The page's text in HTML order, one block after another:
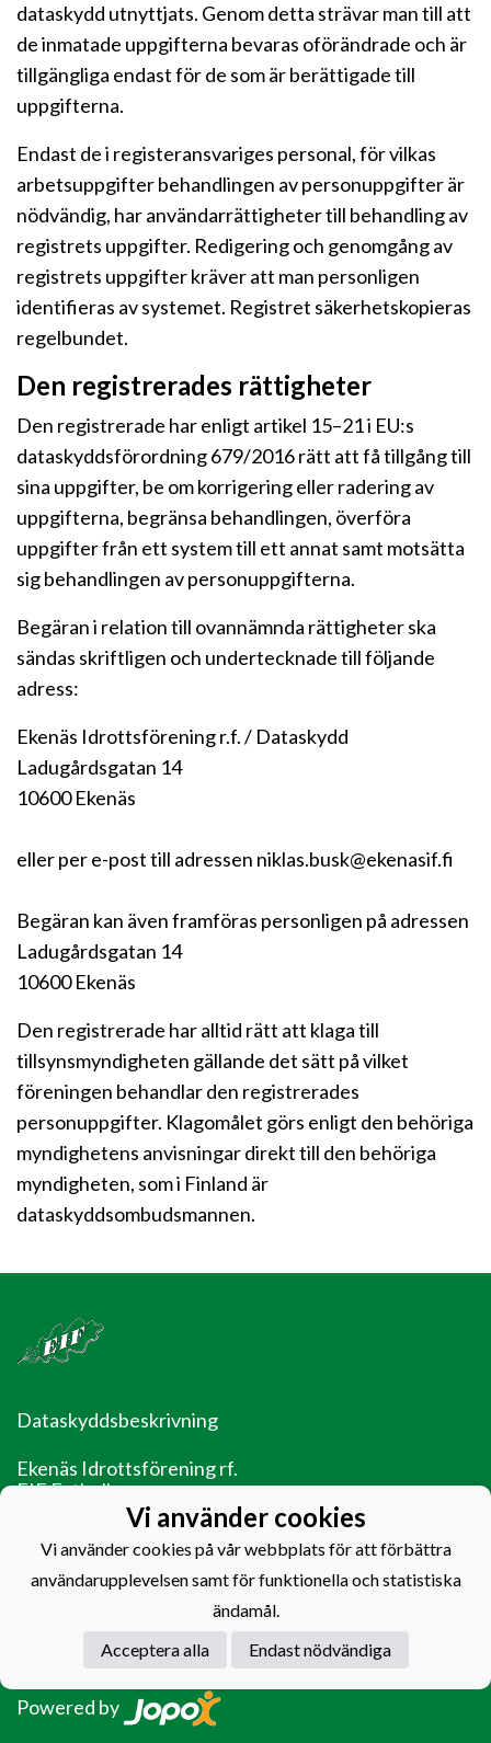
dataskydd utnyttjats. Genom detta strävar man till att
de inmatade uppgifterna bevaras oförändrade och är
tillgängliga endast för de som är berättigade till
uppgifterna.
Endast de i registeransvariges personal, för vilkas
arbetsuppgifter behandlingen av personuppgifter är
nödvändig, har användarrättigheter till behandling av
registrets uppgifter. Redigering och genomgång av
registrets uppgifter kräver att man personligen
identifieras av systemet. Registret säkerhetskopieras
regelbundet.
Den registrerades rättigheter
Den registrerade har enligt artikel 15–21 i EU:s
dataskyddsförordning 679/2016 rätt att få tillgång till
sina uppgifter, be om korrigering eller radering av
uppgifterna, begränsa behandlingen, överföra
uppgifter från ett system till ett annat samt motsätta
sig behandlingen av personuppgifterna.
Begäran i relation till ovannämnda rättigheter ska
sändas skriftligen och undertecknade till följande
adress:
Ekenäs Idrottsförening r.f. / Dataskydd
Ladugårdsgatan 14
10600 Ekenäs
eller per e-post till adressen niklas.busk@ekenasif.fi
Begäran kan även framföras personligen på adressen
Ladugårdsgatan 14
10600 Ekenäs
Den registrerade har alltid rätt att klaga till
tillsynsmyndigheten gällande det sätt på vilket
föreningen behandlar den registrerades
personuppgifter. Klagomålet görs enligt den behöriga
myndighetens anvisningar direkt till den behöriga
myndigheten, som i Finland är
dataskyddsombudsmannen.
Dataskyddsbeskrivning
Ekenäs Idrottsförening rf.
EIF Fotboll
Ladugårdsgatan 14
10600 Ekenäs
EIF - Laget före jaget!
Powered by
Vi använder cookies
Vi använder cookies på vår webbplats för att förbättra
användarupplevelsen samt för funktionella och statistiska
ändamål.
Acceptera alla
Endast nödvändiga